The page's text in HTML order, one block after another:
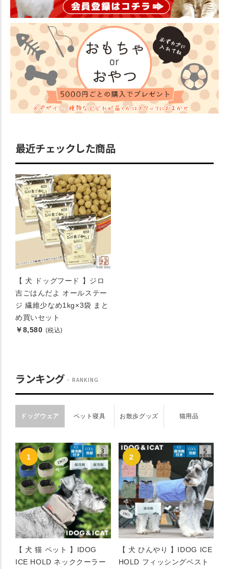
最近チェックした商品
【 犬 ドッグフード 】ジロ
吉ごはんだよ オールステー
ジ 繊維少なめ1kg×3袋 まと
め買いセット
￥8,580 (税込)
ランキング RANKING
ドッグウェア ペット寝具 お散歩グッズ 猫用品
【 犬 猫 ペット 】IDOG
ICE HOLD ネッククーラー
【 犬 ひんやり 】IDOG ICE
HOLD フィッシングベスト